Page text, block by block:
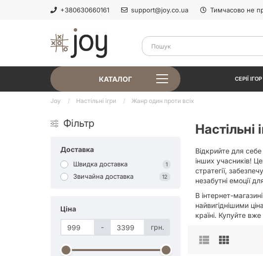
+380630660161 support@joy.co.ua Тимчасово не
КАТАЛОГ СЕРІЇ ІГОР
Joy Настільні ігри Жанр один проти всіх
Фільтр
Доставка
Швидка доставка 1
Звичайна доставка 12
Ціна
- грн.
Настільні
Відкрийте для себе
інших учасників!
стратегії,
незабутні емоції
В інтернет-
найвигіднішими
країні. Купуйте